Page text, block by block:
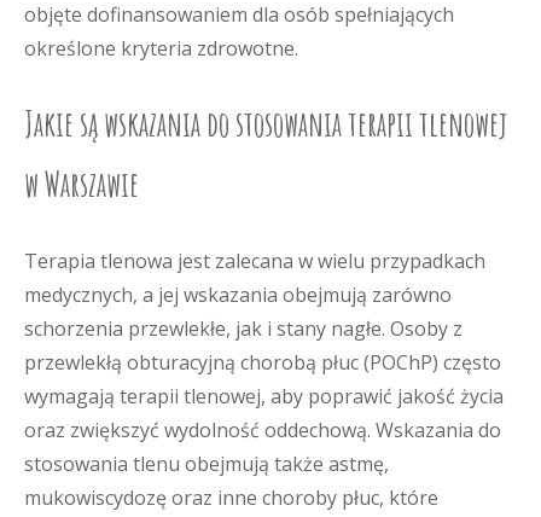
objęte dofinansowaniem dla osób spełniających
określone kryteria zdrowotne.
Jakie są wskazania do stosowania terapii tlenowej
w Warszawie
Terapia tlenowa jest zalecana w wielu przypadkach
medycznych, a jej wskazania obejmują zarówno
schorzenia przewlekłe, jak i stany nagłe. Osoby z
przewlekłą obturacyjną chorobą płuc (POChP) często
wymagają terapii tlenowej, aby poprawić jakość życia
oraz zwiększyć wydolność oddechową. Wskazania do
stosowania tlenu obejmują także astmę,
mukowiscydozę oraz inne choroby płuc, które